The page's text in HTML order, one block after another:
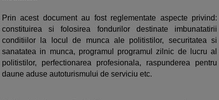
Prin acest document au fost reglementate aspecte privind:
constituirea si folosirea fondurilor destinate imbunatatirii
conditiilor la locul de munca ale politistilor, securitatea si
sanatatea in munca, programul programul zilnic de lucru al
politistilor, perfectionarea profesionala, raspunderea pentru
daune aduse autoturismului de serviciu etc.